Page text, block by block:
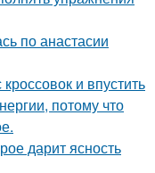
по анастасии
и впустить
потому что
дарит ясность